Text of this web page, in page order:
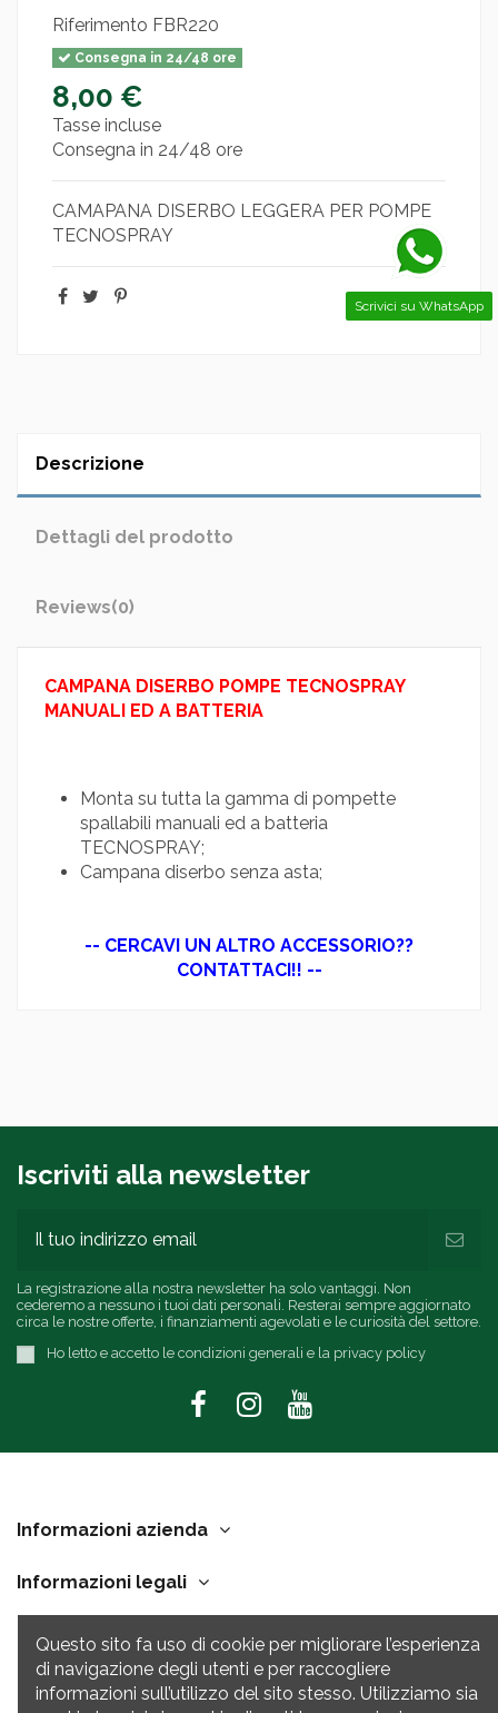
Riferimento FBR220
Consegna in 24/48 ore
8,00 €
Tasse incluse
Consegna in 24/48 ore
CAMAPANA DISERBO LEGGERA PER POMPE
TECNOSPRAY
Descrizione
Dettagli del prodotto
Reviews(0)
CAMPANA DISERBO POMPE TECNOSPRAY
MANUALI ED A BATTERIA
Monta su tutta la gamma di pompette
spallabili manuali ed a batteria
TECNOSPRAY;
Campana diserbo senza asta;
-- CERCAVI UN ALTRO ACCESSORIO??
CONTATTACI!! --
Iscriviti alla newsletter
La registrazione alla nostra newsletter ha solo vantaggi. Non
cederemo a nessuno i tuoi dati personali. Resterai sempre aggiornato
circa le nostre offerte, i finanziamenti agevolati e le curiosità del settore.
Ho letto e accetto le condizioni generali e la privacy policy
Informazioni azienda
Informazioni legali
Link Utili
Contatti
Scrivici su WhatsApp
Questo sito fa uso di cookie per migliorare l’esperienza
di navigazione degli utenti e per raccogliere
informazioni sull’utilizzo del sito stesso. Utilizziamo sia